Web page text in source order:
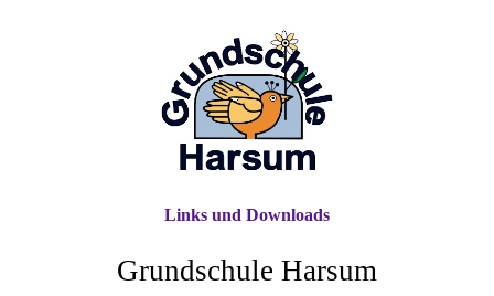
Grundschule Harsum
Links und Downloads